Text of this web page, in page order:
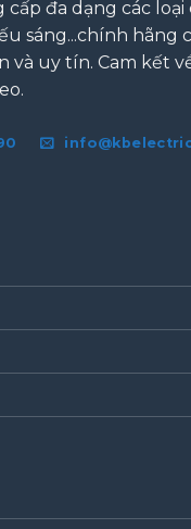
đa dạng các loại
sáng...chính hãng
và uy tín. Cam kết